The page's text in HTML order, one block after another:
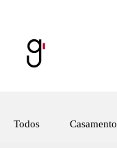
Todos Casamento